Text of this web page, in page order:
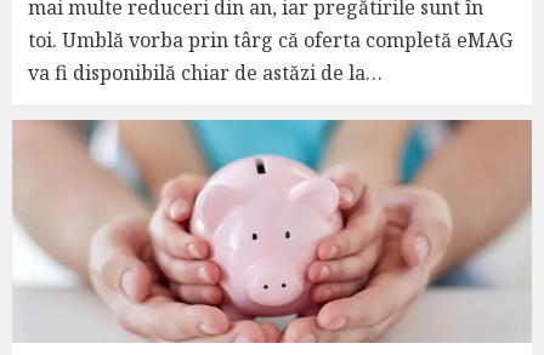
mai multe reduceri din an, iar pregătirile sunt în
toi. Umblă vorba prin târg că oferta completă eMAG
va fi disponibilă chiar de astăzi de la…